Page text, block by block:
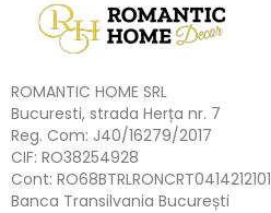
ROMANTIC HOME SRL
Bucuresti, strada Herța nr. 7
Reg. Com: J40/16279/2017
CIF: RO38254928
Cont: RO68BTRLRONCRT0414212101
Banca Transilvania București